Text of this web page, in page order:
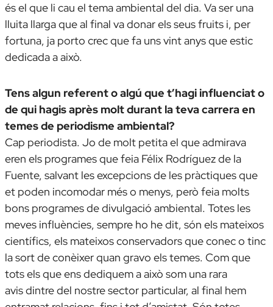
és el que li cau el tema ambiental del dia. Va ser una
lluita llarga que al final va donar els seus fruits i, per
fortuna, ja porto crec que fa uns vint anys que estic
dedicada a això.
Tens algun referent o algú que t’hagi influenciat o
de qui hagis après molt durant la teva carrera en
temes de periodisme ambiental?
Cap periodista. Jo de molt petita el que admirava
eren els programes que feia Félix Rodríguez de la
Fuente, salvant les excepcions de les pràctiques que
et poden incomodar més o menys, però feia molts
bons programes de divulgació ambiental. Totes les
meves influències, sempre ho he dit, són els mateixos
científics, els mateixos conservadors que conec o tinc
la sort de conèixer quan gravo els temes. Com que
tots els que ens dediquem a això som una rara
avisdintre del nostre sector particular, al final hem